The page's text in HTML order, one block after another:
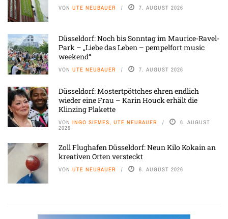
VON UTE NEUBAUER 7. AUGUST 2026
Düsseldorf: Noch bis Sonntag im Maurice-Ravel-
Park – „Liebe das Leben – pempelfort music
weekend“
VON UTE NEUBAUER 7. AUGUST 2026
Düsseldorf: Mostertpöttches ehren endlich
wieder eine Frau – Karin Houck erhält die
Klinzing Plakette
VON INGO SIEMES, UTE NEUBAUER 6. AUGUST
2026
Zoll Flughafen Düsseldorf: Neun Kilo Kokain an
kreativen Orten versteckt
VON UTE NEUBAUER 6. AUGUST 2026